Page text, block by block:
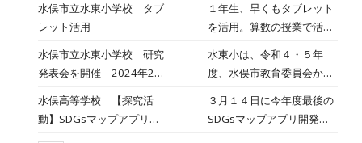
意識して、１００００（一
万）になることを自分たち
で考えだしました。考えを
ホワイトボードに書いた
り、タブレットに書き込み
ながら考えたりと集中して
頑張る子供達の姿が見られ
生が「新聞記事を読み比べ
よう」、６年生が「インタ
ーネットの投稿を読み比べ
よう」という単元でした。
自分の考えをペアやグルー
プで意欲的に話し合った
り、学習リーダーを中心に
水俣市立水東小学校 タブ
レット活用
１年生、早くもタブレット
を活用。算数の授業で活用
総合的な学習の時間に水俣
の産物や名所等を調べまし
た。 ５・６年生は、図工の
時間に活用しました。「草
水俣市立水東小学校 研究
発表会を開催 2024年2月
水東小は、令和４・５年
度、水俣市教育委員会から
を受けています。2月7日
（水）は、その研究の成果
水俣高等学校 【探究活
動】SDGsマップアプリは
３月１４日に今年度最後の
SDGsマップアプリ開発ワ